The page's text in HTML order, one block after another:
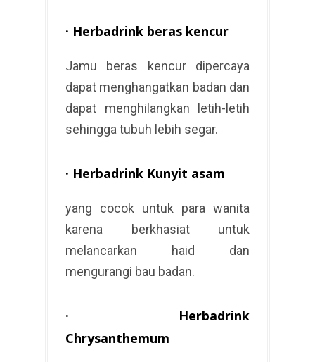
· Herbadrink beras kencur
Jamu beras kencur dipercaya
dapat menghangatkan badan dan
dapat menghilangkan letih-letih
sehingga tubuh lebih segar.
· Herbadrink Kunyit asam
yang cocok untuk para wanita
karena berkhasiat untuk
melancarkan haid dan
mengurangi bau badan.
· Herbadrink
Chrysanthemum